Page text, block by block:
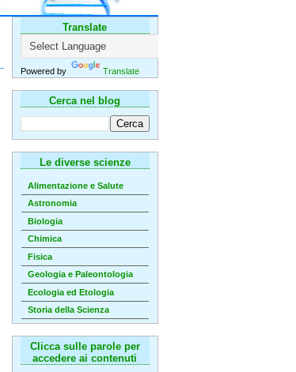
Translate
Powered by Translate
Cerca nel blog
Le diverse scienze
Alimentazione e Salute
Astronomia
Biologia
Chimica
Fisica
Geologia e Paleontologia
Ecologia ed Etologia
Storia della Scienza
Clicca sulle parole per
accedere ai contenuti